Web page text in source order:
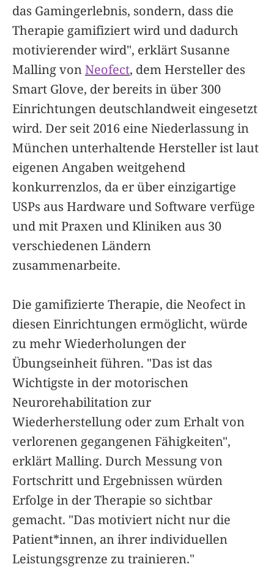
das Gamingerlebnis, sondern, dass die
Therapie gamifiziert wird und dadurch
motivierender wird", erklärt Susanne
Malling vonNeofect, dem Hersteller des
Smart Glove, der bereits in über 300
Einrichtungen deutschlandweit eingesetzt
wird. Der seit 2016 eine Niederlassung in
München unterhaltende Hersteller ist laut
eigenen Angaben weitgehend
konkurrenzlos, da er über einzigartige
USPs aus Hardware und Software verfüge
und mit Praxen und Kliniken aus 30
verschiedenen Ländern
zusammenarbeite.
Die gamifizierte Therapie, die Neofect in
diesen Einrichtungen ermöglicht, würde
zu mehr Wiederholungen der
Übungseinheit führen. "Das ist das
Wichtigste in der motorischen
Neurorehabilitation zur
Wiederherstellung oder zum Erhalt von
verlorenen gegangenen Fähigkeiten",
erklärt Malling. Durch Messung von
Fortschritt und Ergebnissen würden
Erfolge in der Therapie so sichtbar
gemacht. "Das motiviert nicht nur die
Patient*innen, an ihrer individuellen
Leistungsgrenze zu trainieren."